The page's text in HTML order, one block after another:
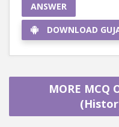
ANSWER
DOWNLOAD
MORE MCQ